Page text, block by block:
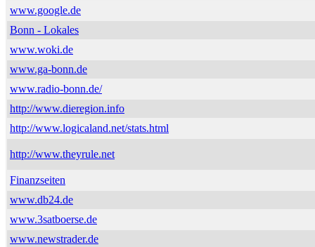
www.google.de
Bonn - Lokales
www.woki.de
www.ga-bonn.de
www.radio-bonn.de/
http://www.dieregion.info
http://www.logicaland.net/stats.html
http://www.theyrule.net
Finanzseiten
www.db24.de
www.3satboerse.de
www.newstrader.de